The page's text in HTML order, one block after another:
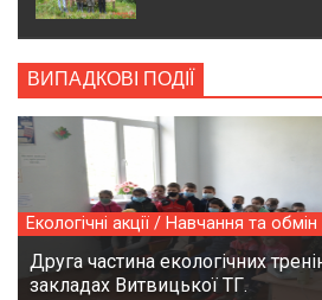
ВИПАДКОВІ ПОДІЇ
Екологічні акції / Навчання та
Друга частина екологічних
закладах Витвицької ТГ.